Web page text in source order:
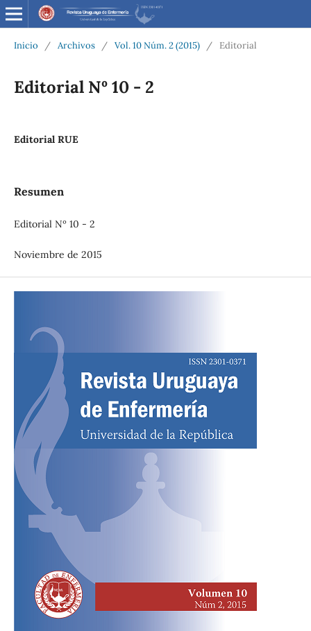
Inicio / Archivos / Vol. 10 Núm. 2 (2015) / Editorial
Editorial Nº 10 - 2
Editorial RUE
Resumen
Editorial Nº 10 - 2
Noviembre de 2015